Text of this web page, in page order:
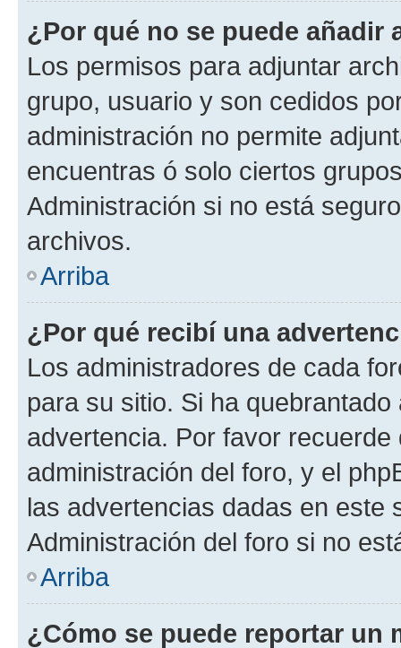
¿Por qué no se puede añadir
Los permisos para adjuntar
grupo, usuario y son cedidos
administración no permite
encuentras ó solo ciertos
Administración si no está
archivos.
Arriba
¿Por qué recibí una
Los administradores de cada
para su sitio. Si ha
advertencia. Por favor
administración del foro, y el
las advertencias dadas en este
Administración del foro si no
Arriba
¿Cómo se puede reportar un